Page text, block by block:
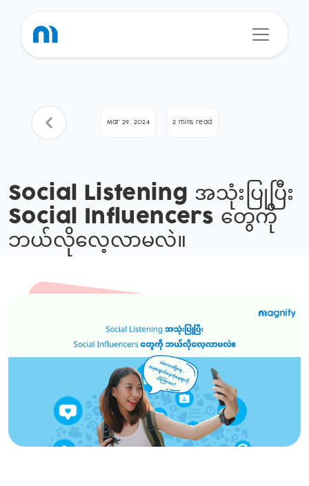
Mar 29, 2024 2 mins read
Social Listening အသုံးပြုပြီး
Social Influencers တွေကို
ဘယ်လိုလေ့လာမလဲ။